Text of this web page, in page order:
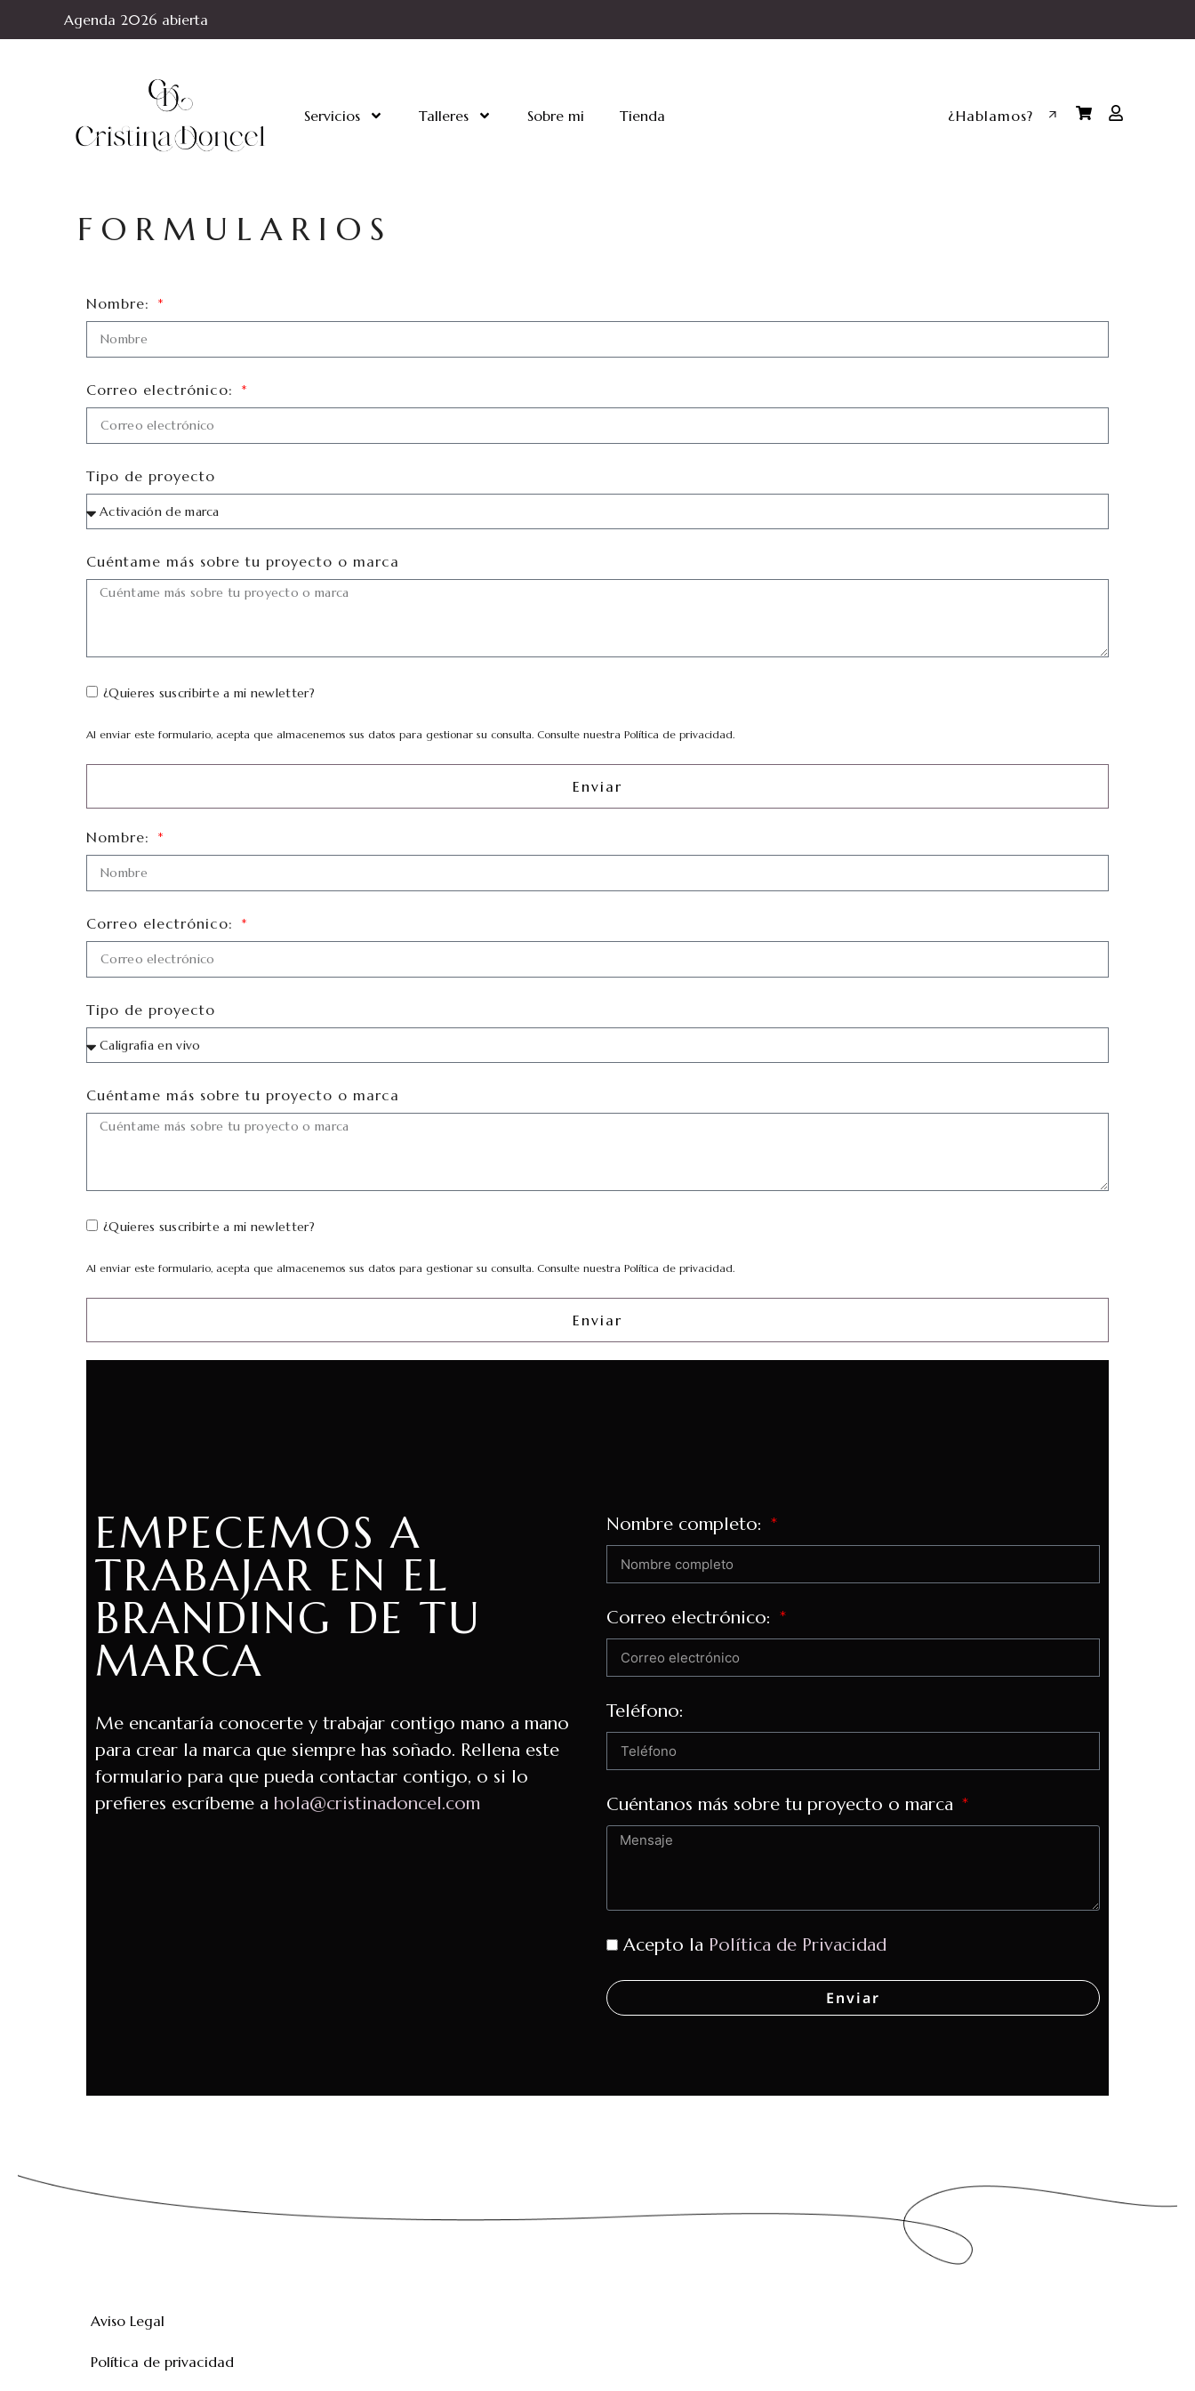
Agenda 2026 abierta
Servicios Talleres Sobre mi Tienda ¿Hablamos?
FORMULARIOS
Nombre:
Correo electrónico:
Tipo de proyecto
Cuéntame más sobre tu proyecto o marca
¿Quieres suscribirte a mi newletter?
Al enviar este formulario, acepta que almacenemos sus datos para gestionar su consulta. Consulte nuestra Política de privacidad.
Enviar
Nombre:
Correo electrónico:
Tipo de proyecto
Cuéntame más sobre tu proyecto o marca
¿Quieres suscribirte a mi newletter?
Al enviar este formulario, acepta que almacenemos sus datos para gestionar su consulta. Consulte nuestra Política de privacidad.
Enviar
EMPECEMOS A
TRABAJAR EN EL
BRANDING DE TU
MARCA
Me encantaría conocerte y trabajar contigo mano a mano
para crear la marca que siempre has soñado. Rellena este
formulario para que pueda contactar contigo, o si lo
prefieres escríbeme a hola@cristinadoncel.com
Nombre completo:
Correo electrónico:
Teléfono:
Cuéntanos más sobre tu proyecto o marca
Acepto la Política de Privacidad
Enviar
Aviso Legal
Política de privacidad